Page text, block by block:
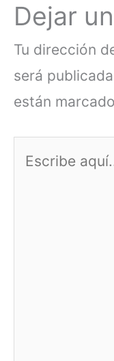
Dejar
Tu dirección
será
están